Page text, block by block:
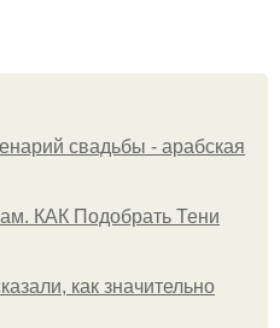
свадьбы - арабская
КАК Подобрать Тени
как значительно